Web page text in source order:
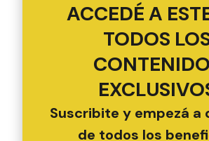
ACCEDÉ A
TODOS
Suscribite y empezá a
de todos los